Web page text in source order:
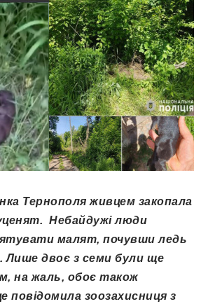
Тернополя живцем закопала
Небайдужі люди
малят, почувши ледь
Лише двоє з семи були ще
на жаль, обоє також
повідомила зоозахисниця з